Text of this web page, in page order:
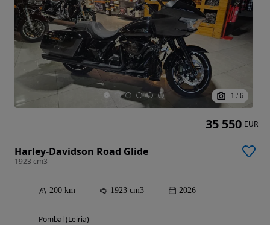
1 / 6
Harley-Davidson Road Glide
1923 cm3
200 km 1923 cm3 2026
Pombal (Leiria)
35 550 EUR